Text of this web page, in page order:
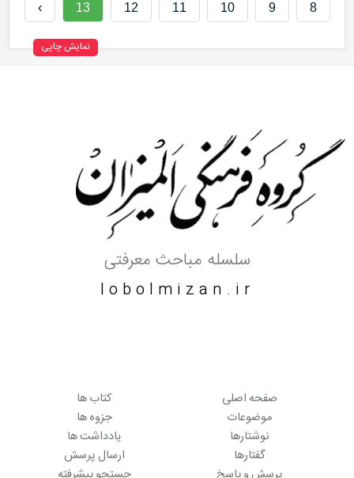
8
9
10
11
12
13
›
نمایش چاپی
سلسله مباحث معرفتی
lobolmizan.ir
صفحه اصلی
موضوعات
نوشتارها
گفتارها
کتاب ها
جزوه ها
یادداشت ها
ارسال پرسش